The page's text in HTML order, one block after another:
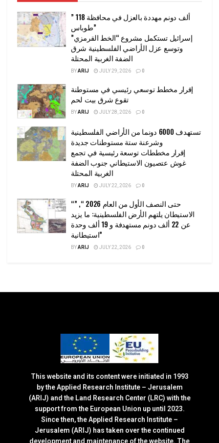
” 118 ألف دونم مهددة بالعزل في محافظة
طوباس”
إسرائيل تستكمل مشروع “الخط القرمزي”
وتوسع عزل الأراضي الفلسطينية شرق
الضفة الغربية المحتلة
BYARIJ JULY 29, 2026 0
إقرار مخطط توسعي رئيسي في مستوطنة
تقوع شرق بيت لحم
BYARIJ JULY 28, 2026 0
تستهدف 6000 دونما من الأراضي الفلسطينية
وشرعنة ستة مستوطنات جديدة
إقرار مخططات توسعة رئيسية في تجمع
غوش عتصيون الاستيطاني جنوب الضفة
الغربية المحتلة
BYARIJ JULY 22, 2026 0
“حتى النصف الأول من العام 2026 “, ”
الاستيطان يلتهم الأرض الفلسطينية: ما يزيد
عن 22 ألف دونم مستهدفة و 19 ألف وحدة
استيطانية”
BYARIJ JULY 22, 2026 0
This website and its content were initiated in 1993
by the Applied Research Institute – Jerusalem
(ARIJ) and the Land Research Center (LRC) with the
support from the European Union up until 2023.
Since then, the Applied Research Institute –
Jerusalem (ARIJ) has taken over the continued